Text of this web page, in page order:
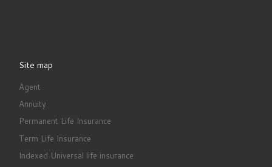
Site map
Agent
Annuity
Permanent Life Insurance
Term Life Insurance
Indexed Universal life insurance